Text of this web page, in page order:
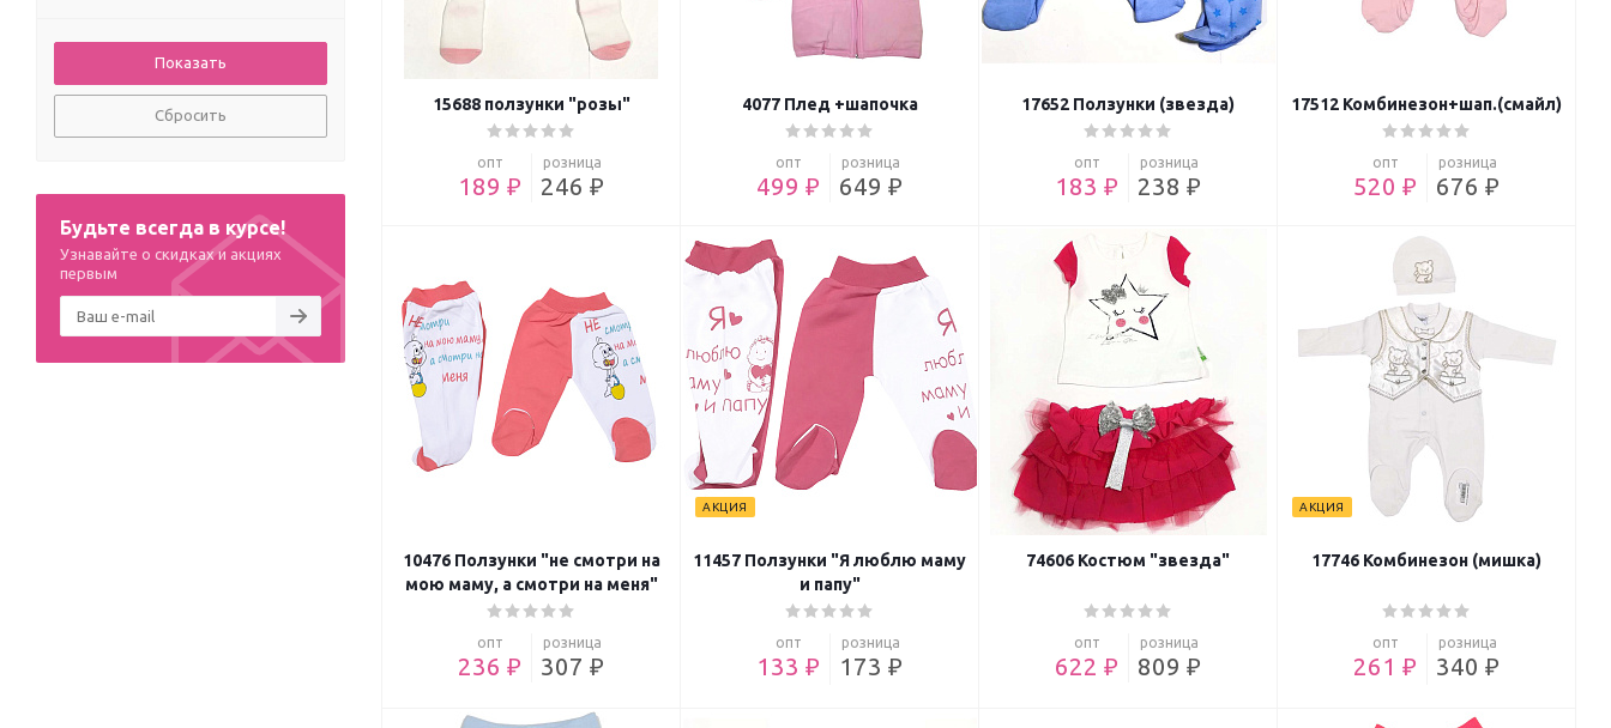
15688 ползунки "розы"
опт
189 ₽
розница
246 ₽
4077 Плед +шапочка
опт
499 ₽
розница
649 ₽
17652 Ползунки (звезда)
опт
183 ₽
розница
238 ₽
17512 Комбинезон+шап.(смайл)
опт
520 ₽
розница
676 ₽
10476 Ползунки "не смотри на
мою маму, а смотри на меня"
опт
236 ₽
розница
307 ₽
АКЦИЯ
11457 Ползунки "Я люблю маму
и папу"
опт
133 ₽
розница
173 ₽
74606 Костюм "звезда"
опт
622 ₽
розница
809 ₽
АКЦИЯ
17746 Комбинезон (мишка)
опт
261 ₽
розница
340 ₽
110 (21)
122 (11)
12 (1-2 года) (4
14 (3-4 года) (1)
34-40 (18)
Сбросить
Будьте всегда в курсе!
Узнавайте о скидках и акциях
первым